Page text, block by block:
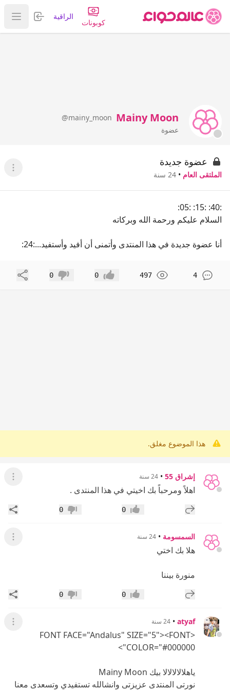
كوبونات
الراقية تسجيل
عرض
Mainy Moon
@mainy_moon
عضوة
عضوة جديدة
الملتقى العام • 24 سنة عرض
:40: :15: :05:
السلام عليكم ورحمة الله وبركاته
أنا عضوة جديدة في هذا المنتدى وأتمنى أن أفيد وأستفيد...:24:
4
497 إعجاب 0 عدم إعجاب
0 مشاركة
هذا الموضوع مغلق.
إشراق 55 • 24 سنة عرض
اهلاً ومرحباً بك اخيتي في هذا المنتدى .
إضافة رد جديد إعجاب0 عدم إعجاب
0
السمسومة • 24 سنة عرض
هلا بك اختي
منورة بيننا
إضافة رد جديد إعجاب0 عدم إعجاب
0
atyaf
• 24 سنة عرض
<FONT FACE="Andalus" SIZE="5"><FONT
COLOR="#000000">
ياهلالالالالا بيك Mainy Moon
نورتى المنتدى عزيزتى وانشالله تستفيدي وتسعدى معنا